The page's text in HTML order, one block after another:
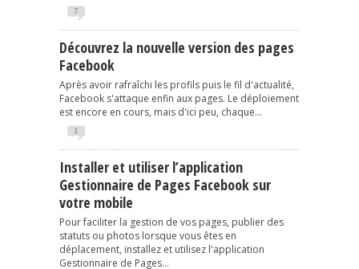
7
Découvrez la nouvelle version des pages
Facebook
Après avoir rafraîchi les profils puis le fil d'actualité,
Facebook s'attaque enfin aux pages. Le déploiement
est encore en cours, mais d'ici peu, chaque...
1
Installer et utiliser l’application
Gestionnaire de Pages Facebook sur
votre mobile
Pour faciliter la gestion de vos pages, publier des
statuts ou photos lorsque vous êtes en
déplacement, installez et utilisez l'application
Gestionnaire de Pages...